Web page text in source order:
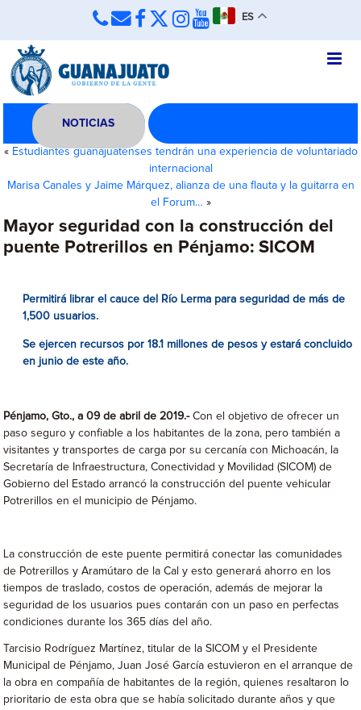
ES
NOTICIAS
« Estudiantes guanajuatenses tendrán una experiencia de voluntariado
internacional
Marisa Canales y Jaime Márquez, alianza de una flauta y la guitarra en
el Forum… »
Mayor seguridad con la construcción del
puente Potrerillos en Pénjamo: SICOM
Permitirá librar el cauce del Río Lerma para seguridad de más de
1,500 usuarios.
Se ejercen recursos por 18.1 millones de pesos y estará concluido
en junio de este año.
Pénjamo, Gto., a 09 de abril de 2019.-Con el objetivo de ofrecer un
paso seguro y confiable a los habitantes de la zona, pero también a
visitantes y transportes de carga por su cercanía con Michoacán, la
Secretaría de Infraestructura, Conectividad y Movilidad (SICOM) de
Gobierno del Estado arrancó la construcción del puente vehicular
Potrerillos en el municipio de Pénjamo.
La construcción de este puente permitirá conectar las comunidades
de Potrerillos y Aramútaro de la Cal y esto generará ahorro en los
tiempos de traslado, costos de operación, además de mejorar la
seguridad de los usuarios pues contarán con un paso en perfectas
condiciones durante los 365 días del año.
Tarcisio Rodríguez Martínez, titular de la SICOM y el Presidente
Municipal de Pénjamo, Juan José García estuvieron en el arranque de
la obra en compañía de habitantes de la región, quienes resaltaron lo
prioritario de esta obra que se había solicitado durante años y que